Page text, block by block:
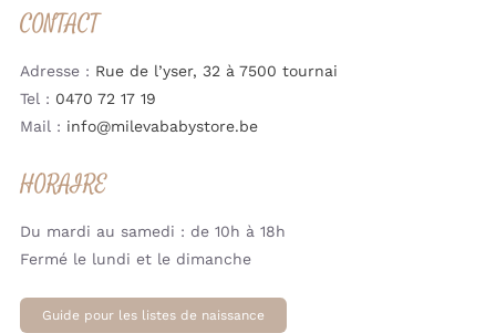
CONTACT
Adresse : Rue de l’yser, 32 à 7500 tournai
Tel : 0470 72 17 19
Mail : info@milevababystore.be
HORAIRE
Du mardi au samedi : de 10h à 18h
Fermé le lundi et le dimanche
Guide pour les listes de naissance